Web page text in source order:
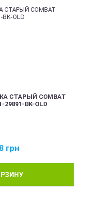
СТАРЫЙ COMBAT
29891-BK-OLD
грн